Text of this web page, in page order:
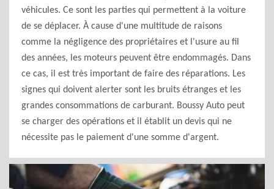
véhicules. Ce sont les parties qui permettent à la voiture
de se déplacer. À cause d'une multitude de raisons
comme la négligence des propriétaires et l'usure au fil
des années, les moteurs peuvent être endommagés. Dans
ce cas, il est très important de faire des réparations. Les
signes qui doivent alerter sont les bruits étranges et les
grandes consommations de carburant. Boussy Auto peut
se charger des opérations et il établit un devis qui ne
nécessite pas le paiement d'une somme d'argent.